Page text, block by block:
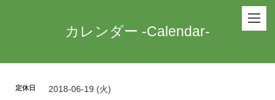
カレンダー -Calendar-
定休日 2018-06-19 (火)